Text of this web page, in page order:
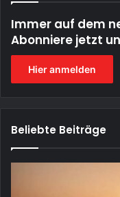
Immer auf dem
Abonniere jetzt
Hier anmelden
Beliebte Beiträge